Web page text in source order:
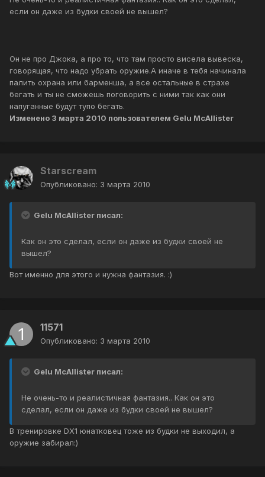
если он даже из будки своей не вышел?
Он не про Джока, а про то, что там просто висела вывеска,
говорящая, что надо убрать оружие.А иначе в тебя начинала
палить охрана или барменша, а все остальные в страхе
бегать и ты не сможешь поговорить с ними так как они
напуганные будут тупо бегать.
Изменено 3 марта 2010 пользователем Gelu McAllister
Starscream
Опубликовано: 3 марта 2010
Gelu McAllister писал:
Как он это сделал, если он даже из будки своей не
вышел?
Вот именно для этого и нужна фантазия. :)
11571
Опубликовано: 3 марта 2010
Gelu McAllister писал:
Не очень-то и реалистичная фантазия.. Как он это
сделал, если он даже из будки своей не вышел?
В тренировке DX1 юнатковец тоже из будки не выходил, а
оружие забирал:)